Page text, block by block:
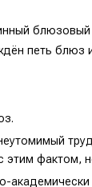
блюзовый
петь блюз
фактом,